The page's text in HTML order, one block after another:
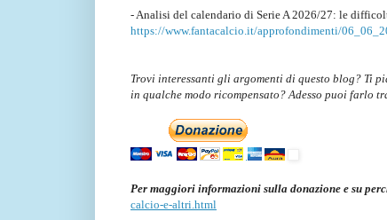
- Analisi del calendario di Serie A 2026/27: le
https://www.fantacalcio.it/approfondimenti/
Trovi interessanti gli argomenti di questo blog? Ti
in qualche modo ricompensato? Adesso puoi farlo
Per maggiori informazioni sulla donazione e su
calcio-e-altri.html